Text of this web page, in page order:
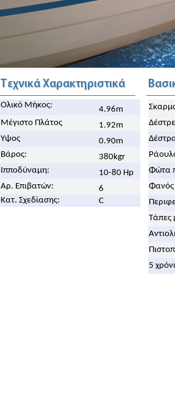
Τεχνικά Χαρακτηριστικά
Ολικό Μήκος:
4.96m
Μέγιστο Πλάτος
1.92m
Υψος
0.90m
Βάρος:
380kgr
Ιπποδύναμη:
10-80 Hp
Αρ. Επιβατών:
6
Κατ. Σχεδίασης:
C
Φώτα
Φανός
Τάπες
5